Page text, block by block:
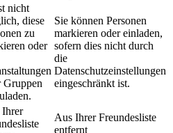
nicht
diese
zu
oder
Gruppen
Sie können Personen
markieren oder einladen,
sofern dies nicht durch
die
Datenschutzeinstellungen
eingeschränkt ist.
Aus Ihrer Freundesliste
entfernt